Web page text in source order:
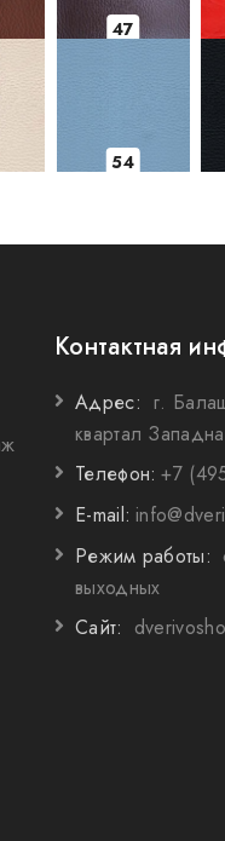
47
54
Контактная
Адрес: г.
квартал
Телефон: +7
E-mail:
Режим работы:
выходных
Сайт: